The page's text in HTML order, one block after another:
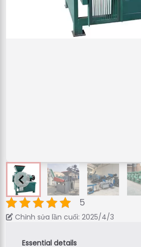
5
Chỉnh sửa lần cuối: 2025/4/3